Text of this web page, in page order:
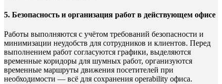
5. Безопасность и организация работ в действующем офисе
Работы выполняются с учётом требований безопасности и
минимизации неудобств для сотрудников и клиентов. Перед
выполнением работ согласуются графики, выделяются
временные коридоры для шумных работ, организуются
временные маршруты движения посетителей при
необходимости — всё для сохранения operability офиса.